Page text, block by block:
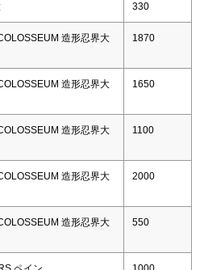
330
造形忍界大
1870
造形忍界大
1650
造形忍界大
1100
造形忍界大
2000
造形忍界大
550